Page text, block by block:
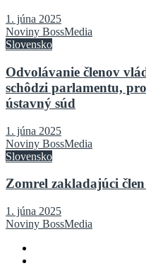
1. júna 2025
Noviny BossMedia
Slovensko
Odvolávanie členov
schôdzi parlamentu,
ústavný súd
1. júna 2025
Noviny BossMedia
Slovensko
Zomrel zakladajúci
1. júna 2025
Noviny BossMedia